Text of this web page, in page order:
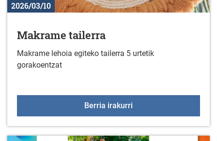
2026/03/10
Makrame tailerra
Makrame lehoia egiteko tailerra 5 urtetik
gorakoentzat
Berria irakurri